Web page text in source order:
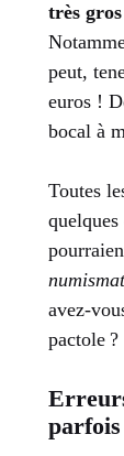
très
peut,
euros !
bocal à
Toutes
avez-
pactole ?
parfois